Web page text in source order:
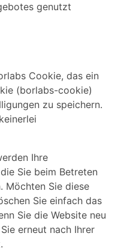
genutzt
Cookie, das ein
(borlabs-cookie)
zu speichern.
Ihre
Sie beim Betreten
Möchten Sie diese
Sie einfach das
Sie die Website neu
erneut nach Ihrer